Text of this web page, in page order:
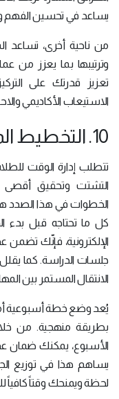
يساعد في تحسين الفهم
من ناحية أخرى، تساعد
وترتيبها بما يعزز من
تعزيز قدرتك على
الاستيعاب الأكاديمي
10. التخطيط المسبق للدراسة
تتطلب إدارة الوقت
التشتت وتحقيق
الخطوات في هذا الصدد
كل ما تحتاجه قبل بدء
الإلكترونية، فإنّك
جلسات الدراسة. كما
الانتقال المستمر بين
يُعد وضع خطة أسبوعية
بطريقة منهجية. من
الأسبوع، يمكنك ضمان
يساهم هذا في توزيع
لحظة ويمنحك وقتاً كافياً